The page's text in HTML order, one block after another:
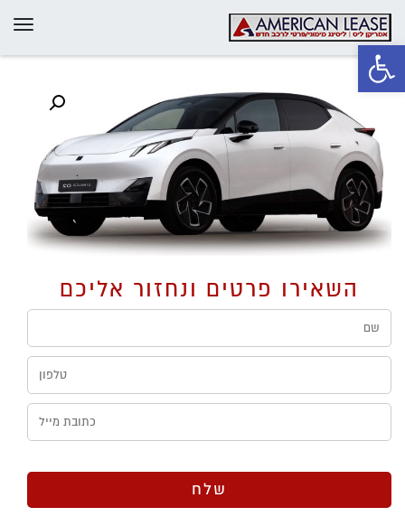
פתח סרגל נגישות
השאירו פרטים ונחזור אליכם